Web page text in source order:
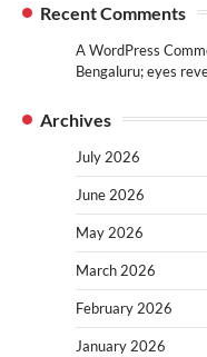
Recent Comments
A WordPress
Bengaluru; eyes
Archives
July 2026
June 2026
May 2026
March 2026
February 2026
January 2026